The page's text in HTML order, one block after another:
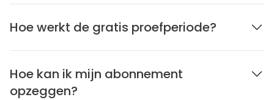
Hoe werkt de gratis proefperiode?
Hoe kan ik mijn abonnement
opzeggen?